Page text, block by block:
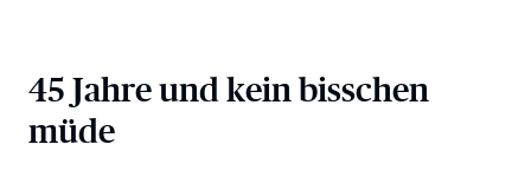
45 Jahre und kein bisschen
müde